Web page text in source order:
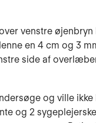
venstre
en 4 cm og 3
side af
og ville
og 2